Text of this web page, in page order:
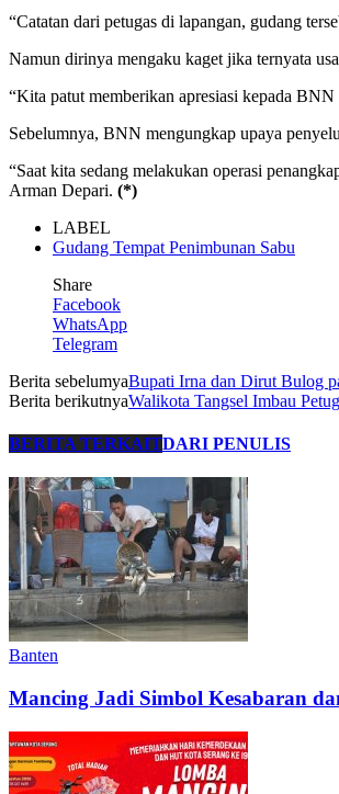
“Catatan dari petugas di lapangan, gudang
Namun dirinya mengaku kaget jika ternyata
“Kita patut memberikan apresiasi kepada
Sebelumnya, BNN mengungkap upaya
“Saat kita sedang melakukan operasi
Arman Depari. (*)
LABEL
Gudang Tempat Penimbunan Sabu
Share
Facebook
WhatsApp
Telegram
Berita sebelumyaBupati Irna dan Dirut Bulog
Berita berikutnyaWalikota Tangsel Imbau
BERITA TERKAITDARI PENULIS
Banten
Mancing Jadi Simbol Kesabaran